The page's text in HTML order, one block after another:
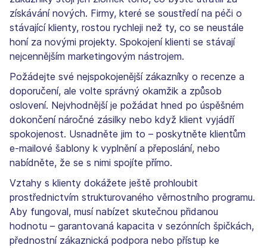
získávání nových. Firmy, které se soustředí na péči o
stávající klienty, rostou rychleji než ty, co se neustále
honí za novými projekty. Spokojení klienti se stávají
nejcennějším marketingovým nástrojem.
Požádejte své nejspokojenější zákazníky o recenze a
doporučení, ale volte správný okamžik a způsob
oslovení. Nejvhodnější je požádat hned po úspěšném
dokončení náročné zásilky nebo když klient vyjádří
spokojenost. Usnadněte jim to – poskytněte klientům
e-mailové šablony k vyplnění a přeposlání, nebo
nabídněte, že se s nimi spojíte přímo.
Vztahy s klienty dokážete ještě prohloubit
prostřednictvím strukturovaného věrnostního programu.
Aby fungoval, musí nabízet skutečnou přidanou
hodnotu – garantovaná kapacita v sezónních špičkách,
přednostní zákaznická podpora nebo přístup ke